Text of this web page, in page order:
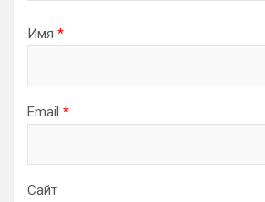
Имя *
Email *
Сайт